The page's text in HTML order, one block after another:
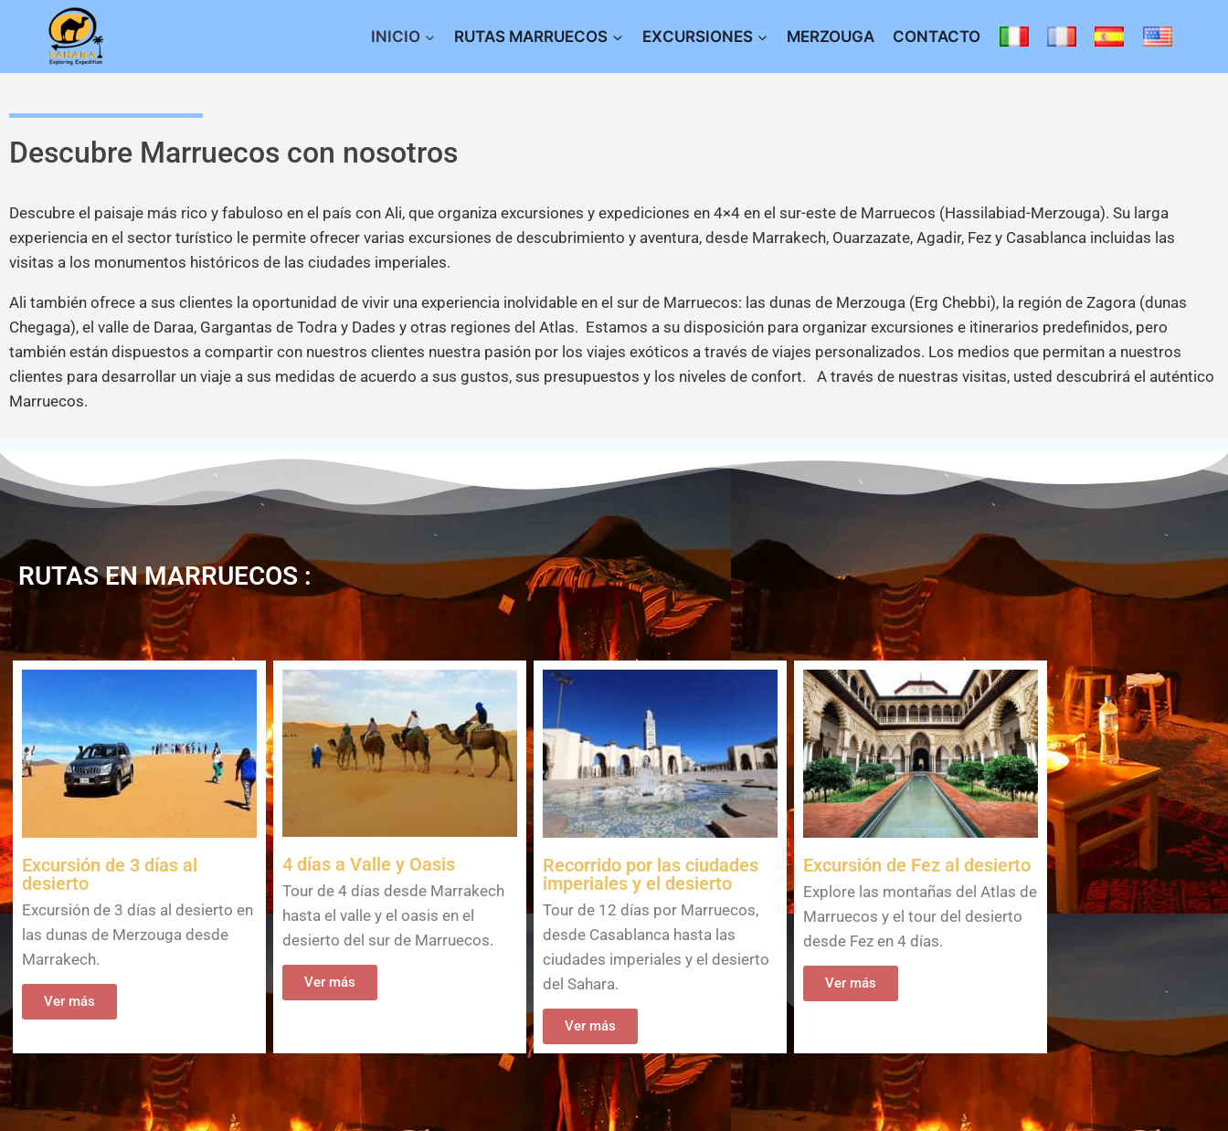
INICIO RUTAS MARRUECOS EXCURSIONES MERZOUGA CONTACTO
Descubre Marruecos con nosotros
Descubre el paisaje más rico y fabuloso en el país con Ali, que organiza excursiones y expediciones en 4×4 en el sur-este de Marruecos (Hassilabiad-Merzouga). Su larga
experiencia en el sector turístico le permite ofrecer varias excursiones de descubrimiento y aventura, desde Marrakech, Ouarzazate, Agadir, Fez y Casablanca incluidas las
visitas a los monumentos históricos de las ciudades imperiales.
Ali también ofrece a sus clientes la oportunidad de vivir una experiencia inolvidable en el sur de Marruecos: las dunas de Merzouga (Erg Chebbi), la región de Zagora (dunas
Chegaga), el valle de Daraa, Gargantas de Todra y Dades y otras regiones del Atlas. Estamos a su disposición para organizar excursiones e itinerarios predefinidos, pero
también están dispuestos a compartir con nuestros clientes nuestra pasión por los viajes exóticos a través de viajes personalizados. Los medios que permitan a nuestros
clientes para desarrollar un viaje a sus medidas de acuerdo a sus gustos, sus presupuestos y los niveles de confort. A través de nuestras visitas, usted descubrirá el auténtico
Marruecos.
RUTAS EN MARRUECOS :
Excursión de 3 días al
desierto
Excursión de 3 días al desierto en
las dunas de Merzouga desde
Marrakech.
Ver más
4 días a Valle y Oasis
Tour de 4 días desde Marrakech
hasta el valle y el oasis en el
desierto del sur de Marruecos.
Ver más
Recorrido por las ciudades
imperiales y el desierto
Tour de 12 días por Marruecos,
desde Casablanca hasta las
ciudades imperiales y el desierto
del Sahara.
Ver más
Excursión de Fez al desierto
Explore las montañas del Atlas de
Marruecos y el tour del desierto
desde Fez en 4 días.
Ver más